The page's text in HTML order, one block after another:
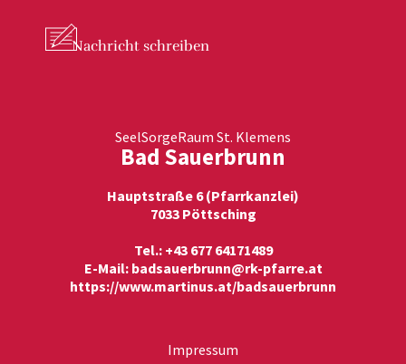
Nachricht schreiben
SeelSorgeRaum St. Klemens
Bad Sauerbrunn
Hauptstraße 6 (Pfarrkanzlei)
7033 Pöttsching
Tel.: +43 677 64171489
E-Mail: badsauerbrunn@rk-pfarre.at
https://www.martinus.at/badsauerbrunn
Impressum